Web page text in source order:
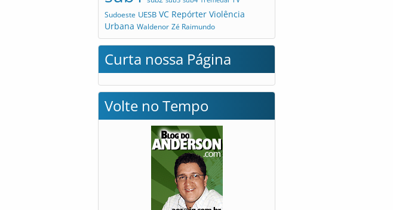
Sudoeste UESB VC Repórter Violência
Urbana Waldenor Zé Raimundo
Curta nossa Página
Volte no Tempo